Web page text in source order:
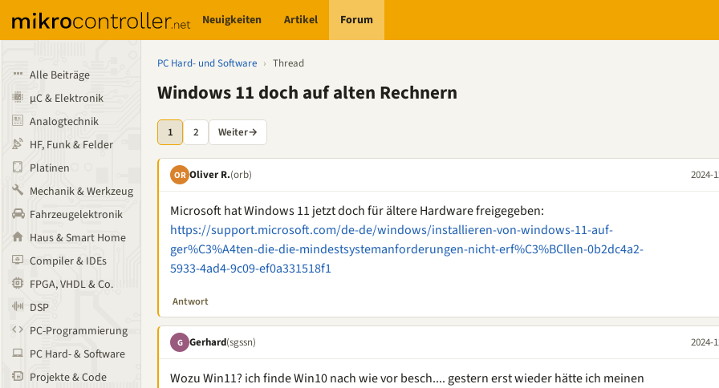
Neuigkeiten Artikel Forum
Alle Beiträge
µC & Elektronik
Analogtechnik
HF, Funk & Felder
Platinen
Mechanik & Werkzeug
Fahrzeugelektronik
Haus & Smart Home
Compiler & IDEs
FPGA, VHDL & Co.
DSP
PC-Programmierung
PC Hard- & Software
Projekte & Code
PC Hard- und Software › Thread
Windows 11 doch auf alten Rechnern
1 2 Weiter→
OR Oliver R.(orb) 2024-
Microsoft hat Windows 11 jetzt doch für ältere Hardware freigegeben:
https://support.microsoft.com/de-de/windows/installieren-von-windows-11-auf-
ger%C3%A4ten-die-die-mindestsystemanforderungen-nicht-erf%C3%BCllen-0b2dc4a2-
5933-4ad4-9c09-ef0a331518f1
Antwort
G Gerhard(sgssn) 2024-
Wozu Win11? ich finde Win10 nach wie vor besch.... gestern erst wieder hätte ich meinen